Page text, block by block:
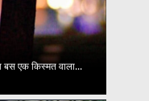
बस एक किस्मत वाला...